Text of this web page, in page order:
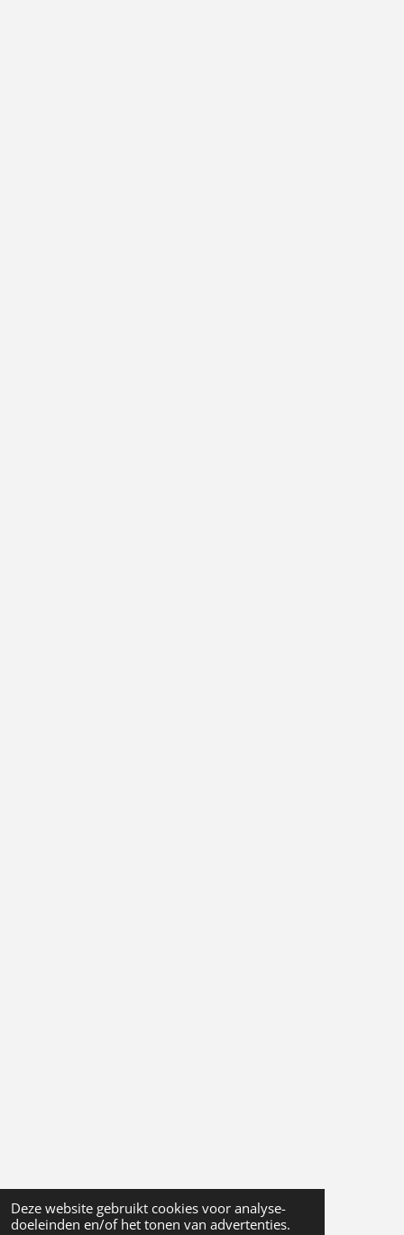
Deze website gebruikt cookies voor analyse-
doeleinden en/of het tonen van advertenties.